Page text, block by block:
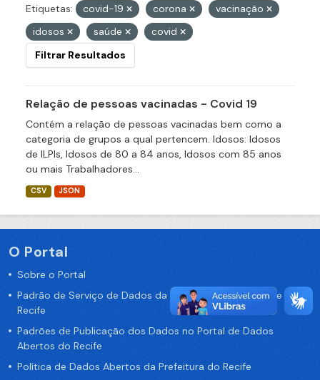
Etiquetas: covid-19 corona
vacinação
idosos
saúde
covid
Filtrar Resultados
Relação de pessoas vacinadas - Covid 19
Contém a relação de pessoas vacinadas bem como a
categoria de grupos a qual pertencem. Idosos: Idosos
de ILPIs, Idosos de 80 a 84 anos, Idosos com 85 anos
ou mais Trabalhadores...
CSV JSON
O Portal
Sobre o Portal
Padrão de Serviço de Dados da Prefeitura da Cidade de
Recife
Padrões de Publicação dos Dados no Portal de Dados
Abertos do Recife
Política de Dados Abertos da Prefeitura do Recife